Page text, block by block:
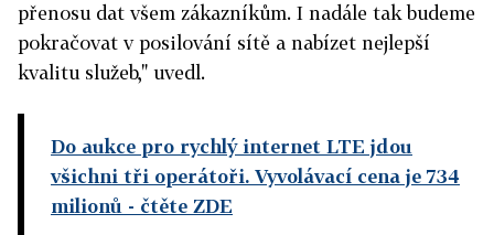
přenosu dat všem zákazníkům. I nadále tak budeme
pokračovat v posilování sítě a nabízet nejlepší
kvalitu služeb," uvedl.
Do aukce pro rychlý internet LTE jdou
všichni tři operátoři. Vyvolávací cena je 734
milionů - čtěte ZDE